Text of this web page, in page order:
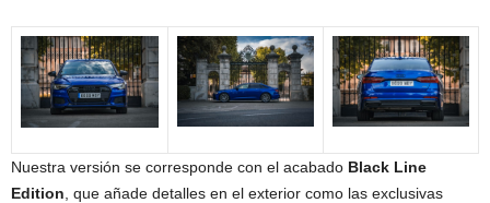
Nuestra versión se corresponde con el acabado Black Line
Edition , que añade detalles en el exterior como las exclusivas